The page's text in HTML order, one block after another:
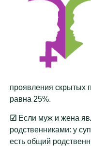
проявления скрытых
равна 25%.
☑ Если муж и жена
родственниками: у
есть общий